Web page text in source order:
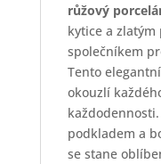
růžový
kytice a
společníkem
Tento
okouzlí
podkladem a
se stane